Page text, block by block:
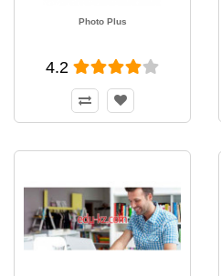
Photo Plus
4.2